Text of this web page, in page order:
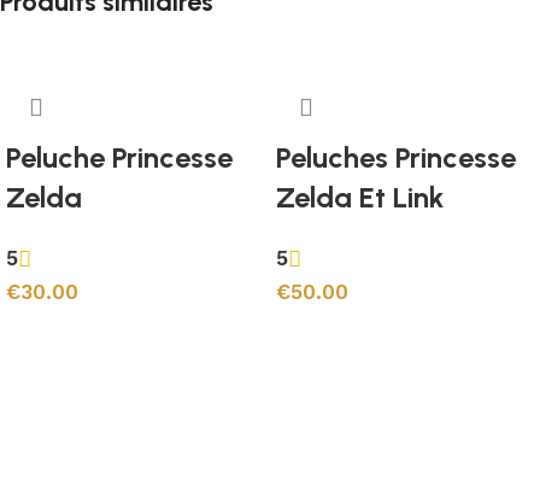
Peluche Princesse
Zelda
5
€30.00
Peluches Princesse
Zelda Et Link
5
€50.00